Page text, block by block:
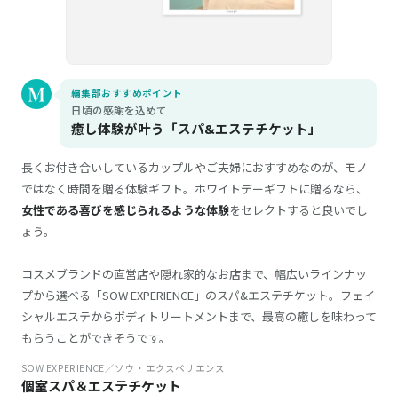
編集部おすすめポイント
日頃の感謝を込めて
癒し体験が叶う「スパ&エステチケット」
長くお付き合いしているカップルやご夫婦におすすめなのが、モノ
ではなく時間を贈る体験ギフト。ホワイトデーギフトに贈るなら、
女性である喜びを感じられるような体験をセレクトすると良いでし
ょう。
コスメブランドの直営店や隠れ家的なお店まで、幅広いラインナッ
プから選べる「SOW EXPERIENCE」のスパ&エステチケット。フェイ
シャルエステからボディトリートメントまで、最高の癒しを味わって
もらうことができそうです。
SOW EXPERIENCE／ソウ・エクスペリエンス
個室スパ＆エステチケット